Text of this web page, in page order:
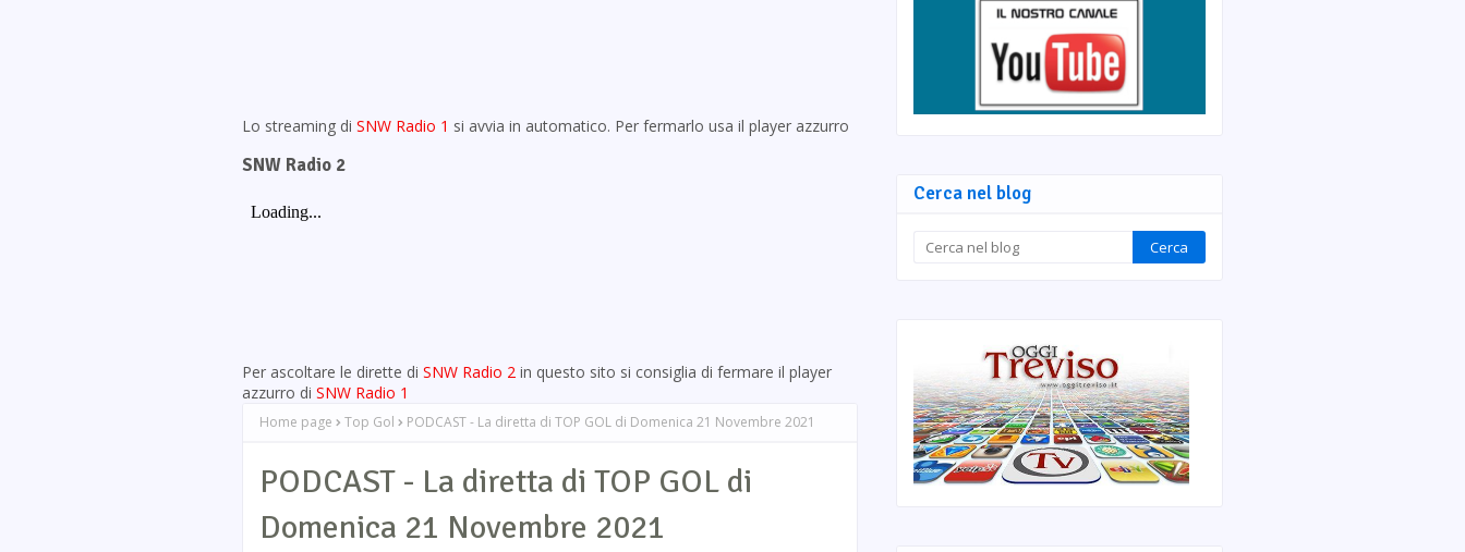
Lo streaming di SNW Radio 1 si avvia in automatico. Per fermarlo usa il player azzurro
SNW Radio 2
Per ascoltare le dirette di SNW Radio 2 in questo sito si consiglia di fermare il player
azzurro di SNW Radio 1
Home page Top Gol PODCAST - La diretta di TOP GOL di Domenica 21 Novembre 2021
PODCAST - La diretta di TOP GOL di
Domenica 21 Novembre 2021
Cerca nel blog